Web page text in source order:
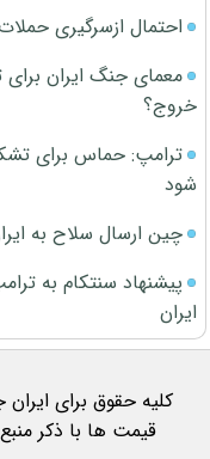
احتمال ازسرگیری
معمای جنگ ایران برای
خروج؟
ترامپ: حماس برای
شود
چین ارسال سلاح به
پیشنهاد سنتکام به
ایران
کلیه حقوق برای
قیمت ها با ذکر